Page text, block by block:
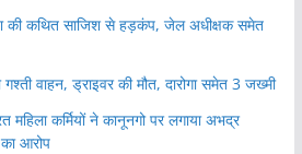
की कथित साजिश से हड़कंप, जेल अधीक्षक समेत
वाहन, ड्राइवर की मौत, दारोगा समेत 3 जख्मी
महिला कर्मियों ने कानूनगो पर लगाया अभद्र
आरोप